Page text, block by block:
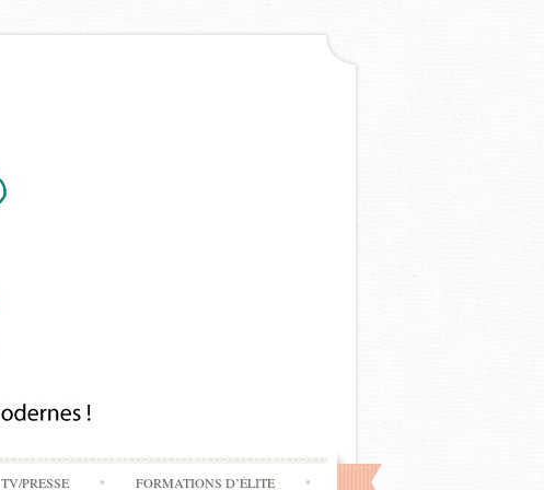
TV/PRESSE FORMATIONS D’ÉLITE